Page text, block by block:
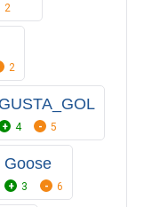
2
2
GUSTA_GOL
4 5
Goose
3 6